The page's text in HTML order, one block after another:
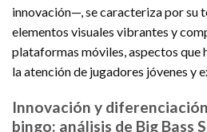
innovación—, se caracteriza por su
elementos visuales vibrantes y
plataformas móviles, aspectos que
la atención de jugadores jóvenes y
Innovación y
bingo: análisis de Big Bass